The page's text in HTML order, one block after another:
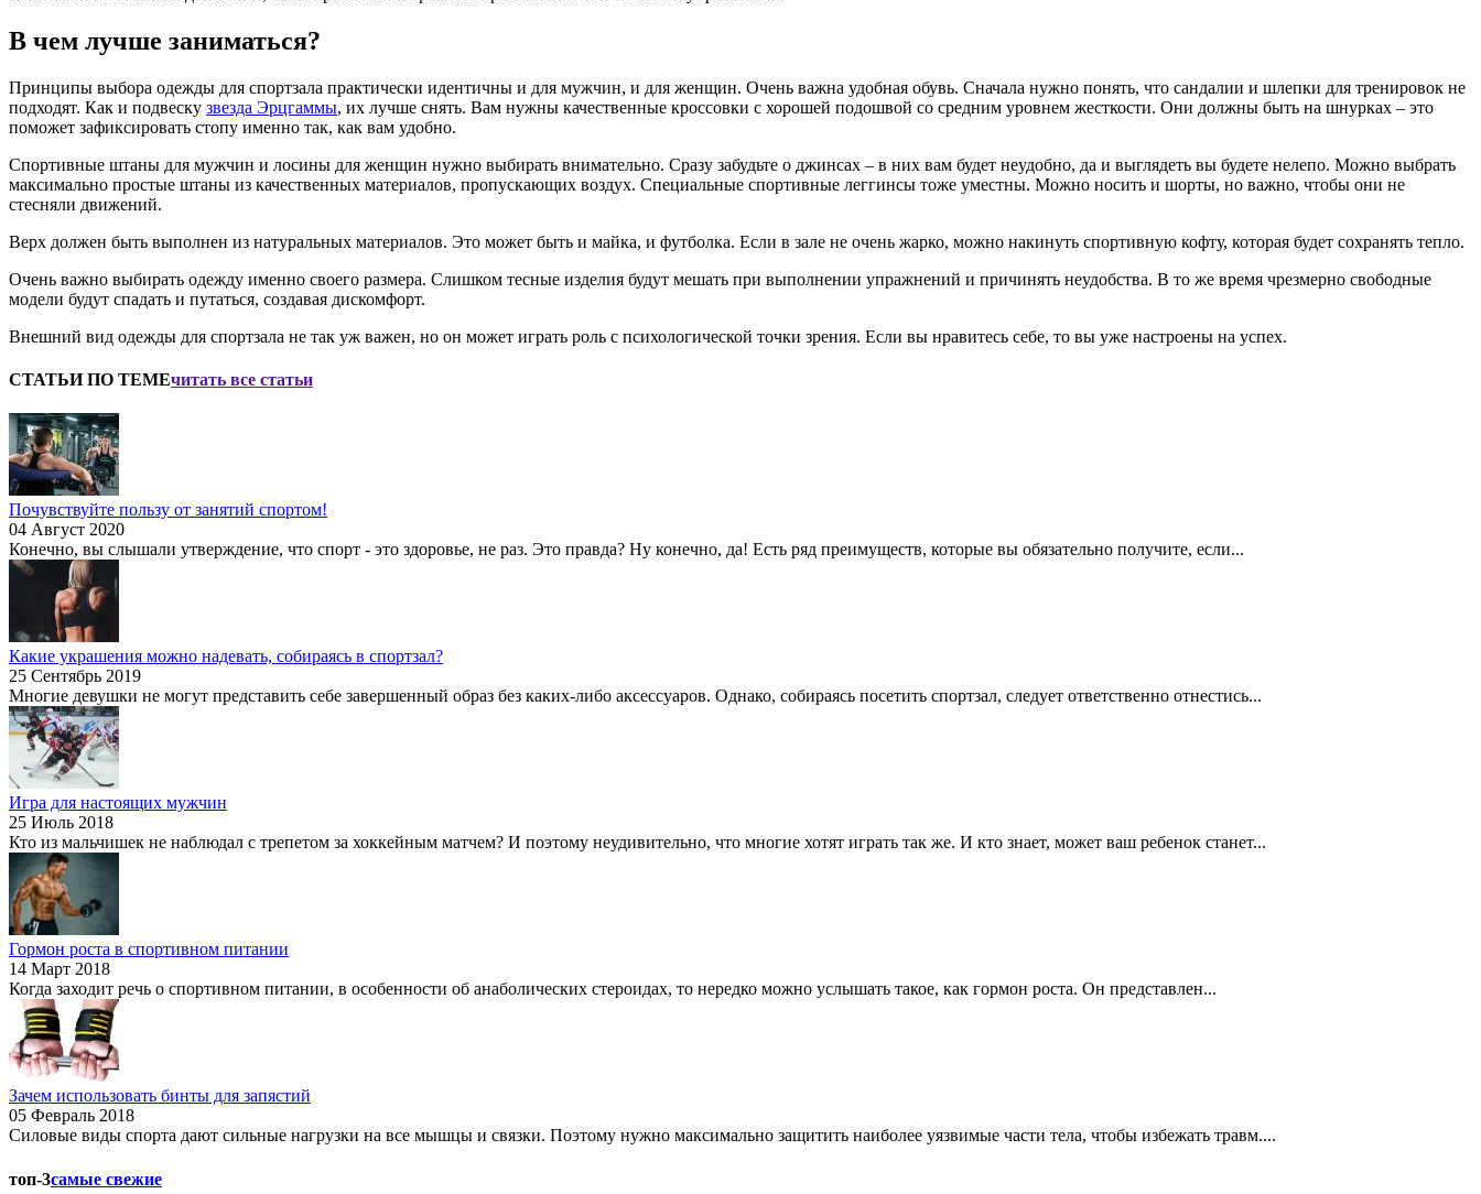
В чем лучше заниматься?
Принципы выбора одежды для спортзала практически идентичны и для мужчин, и для женщин. Очень важна удобная обувь. Сначала нужно понять, что сандалии и шлепки для тренировок не
подходят. Как и подвеску звезда Эрцгаммы, их лучше снять. Вам нужны качественные кроссовки с хорошей подошвой со средним уровнем жесткости. Они должны быть на шнурках – это
поможет зафиксировать стопу именно так, как вам удобно.
Спортивные штаны для мужчин и лосины для женщин нужно выбирать внимательно. Сразу забудьте о джинсах – в них вам будет неудобно, да и выглядеть вы будете нелепо. Можно выбрать
максимально простые штаны из качественных материалов, пропускающих воздух. Специальные спортивные леггинсы тоже уместны. Можно носить и шорты, но важно, чтобы они не
стесняли движений.
Верх должен быть выполнен из натуральных материалов. Это может быть и майка, и футболка. Если в зале не очень жарко, можно накинуть спортивную кофту, которая будет сохранять тепло.
Очень важно выбирать одежду именно своего размера. Слишком тесные изделия будут мешать при выполнении упражнений и причинять неудобства. В то же время чрезмерно свободные
модели будут спадать и путаться, создавая дискомфорт.
Внешний вид одежды для спортзала не так уж важен, но он может играть роль с психологической точки зрения. Если вы нравитесь себе, то вы уже настроены на успех.
СТАТЬИ ПО ТЕМЕчитать все статьи
Почувствуйте пользу от занятий спортом!
04 Август 2020
Конечно, вы слышали утверждение, что спорт - это здоровье, не раз. Это правда? Ну конечно, да! Есть ряд преимуществ, которые вы обязательно получите, если...
Какие украшения можно надевать, собираясь в спортзал?
25 Сентябрь 2019
Многие девушки не могут представить себе завершенный образ без каких-либо аксессуаров. Однако, собираясь посетить спортзал, следует ответственно отнестись...
Игра для настоящих мужчин
25 Июль 2018
Кто из мальчишек не наблюдал с трепетом за хоккейным матчем? И поэтому неудивительно, что многие хотят играть так же. И кто знает, может ваш ребенок станет...
Гормон роста в спортивном питании
14 Март 2018
Когда заходит речь о спортивном питании, в особенности об анаболических стероидах, то нередко можно услышать такое, как гормон роста. Он представлен...
Зачем использовать бинты для запястий
05 Февраль 2018
Силовые виды спорта дают сильные нагрузки на все мышцы и связки. Поэтому нужно максимально защитить наиболее уязвимые части тела, чтобы избежать травм....
топ-3самые свежие